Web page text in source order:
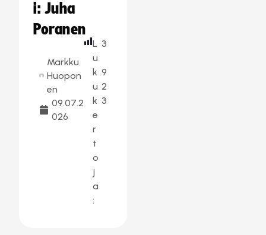
i: Juha
Poranen
Markku
Huopon
en
09.07.2
026
L
u
k
u
k
e
r
t
o
j
a
:
3
9
2
3